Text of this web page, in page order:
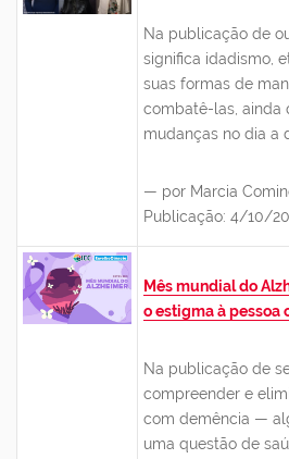
Na publicação de
significa idadismo,
suas formas de
combatê-las, ainda
mudanças no dia a
— por Marcia
Publicação: 4/10/
Mês mundial do
o estigma à pessoa
Na publicação de
compreender e
com demência —
uma questão de